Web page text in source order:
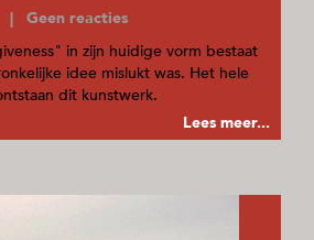
| Geen reacties
in zijn huidige vorm bestaat
idee mislukt was. Het hele
dit kunstwerk.
Lees meer...